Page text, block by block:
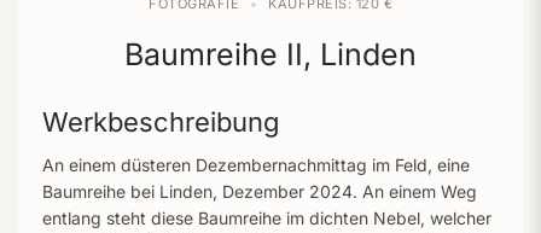
FOTOGRAFIE KAUFPREIS: 120 €
Baumreihe II, Linden
Werkbeschreibung
An einem düsteren Dezembernachmittag im Feld, eine
Baumreihe bei Linden, Dezember 2024. An einem Weg
entlang steht diese Baumreihe im dichten Nebel, welcher